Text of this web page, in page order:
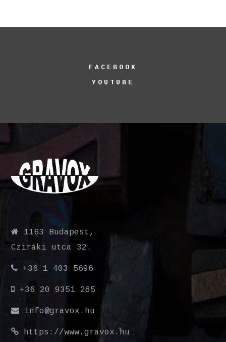
FACEBOOK
YOUTUBE
1163 Budapest,
Cziráki utca 32.
+36 1 403 5696
+36 20 9351 285
info@gravox.hu
https://www.gravox.hu